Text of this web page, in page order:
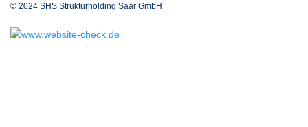
© 2024 SHS Strukturholding Saar GmbH